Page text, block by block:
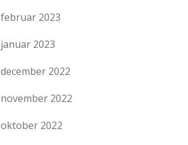
februar 2023
januar 2023
december 2022
november 2022
oktober 2022